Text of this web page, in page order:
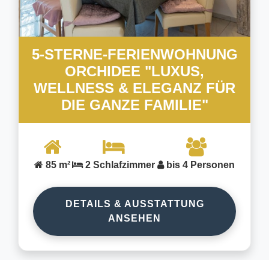
5-STERNE-FERIENWOHNUNG
ORCHIDEE "LUXUS,
WELLNESS & ELEGANZ FÜR
DIE GANZE FAMILIE"
85 m² 2 Schlafzimmer bis 4 Personen
DETAILS & AUSSTATTUNG
ANSEHEN